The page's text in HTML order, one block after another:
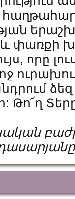
և փառքի
որը